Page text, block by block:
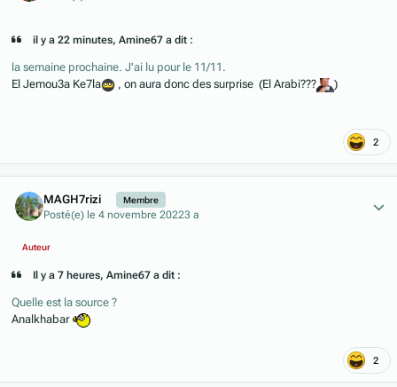
il y a 22 minutes, Amine67 a dit :
la semaine prochaine. J'ai lu pour le 11/11.
El Jemou3a Ke7la
, on aura donc des surprise (El Arabi??? )
2
MAGH7rizi Membre
Posté(e) le 4 novembre 20223 a
Auteur
Il y a 7 heures, Amine67 a dit :
Quelle est la source ?
Analkhabar
2